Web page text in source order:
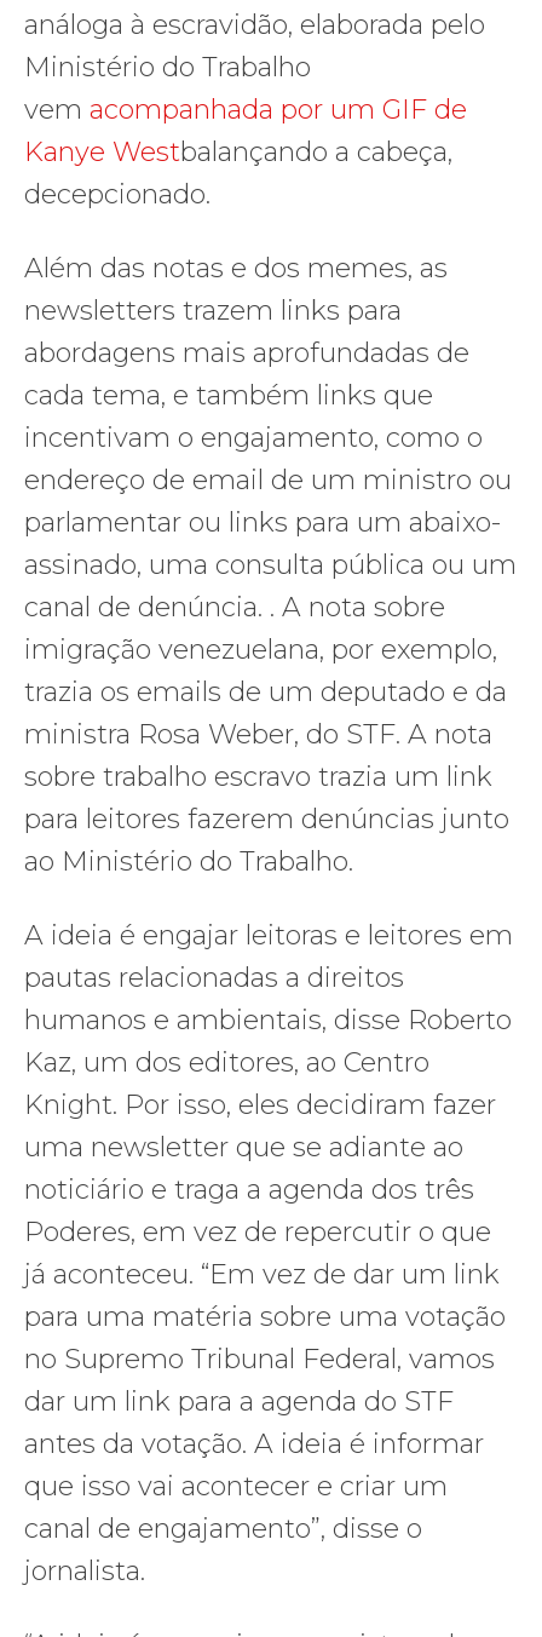
análoga à escravidão, elaborada pelo
Ministério do Trabalho
vem acompanhada por um GIF de
Kanye Westbalançando a cabeça,
decepcionado.
Além das notas e dos memes, as
newsletters trazem links para
abordagens mais aprofundadas de
cada tema, e também links que
incentivam o engajamento, como o
endereço de email de um ministro ou
parlamentar ou links para um abaixo-
assinado, uma consulta pública ou um
canal de denúncia. . A nota sobre
imigração venezuelana, por exemplo,
trazia os emails de um deputado e da
ministra Rosa Weber, do STF. A nota
sobre trabalho escravo trazia um link
para leitores fazerem denúncias junto
ao Ministério do Trabalho.
A ideia é engajar leitoras e leitores em
pautas relacionadas a direitos
humanos e ambientais, disse Roberto
Kaz, um dos editores, ao Centro
Knight. Por isso, eles decidiram fazer
uma newsletter que se adiante ao
noticiário e traga a agenda dos três
Poderes, em vez de repercutir o que
já aconteceu. “Em vez de dar um link
para uma matéria sobre uma votação
no Supremo Tribunal Federal, vamos
dar um link para a agenda do STF
antes da votação. A ideia é informar
que isso vai acontecer e criar um
canal de engajamento”, disse o
jornalista.